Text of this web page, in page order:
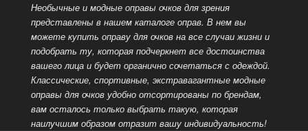
Необычные и модные оправы очков для зрения
представлены в нашем каталоге оправ. В нем вы
можете купить оправу для очков на все случаи жизни и
подобрать ту, которая подчеркнет все достоинства
вашего лица и будет органично сочетаться с одеждой.
Классические, спортивные, экстравагантные модные
оправы для очков удобно отсортированы по брендам,
вам осталось только выбрать такую, которая
наилучшим образом отразит вашу индивидуальность!